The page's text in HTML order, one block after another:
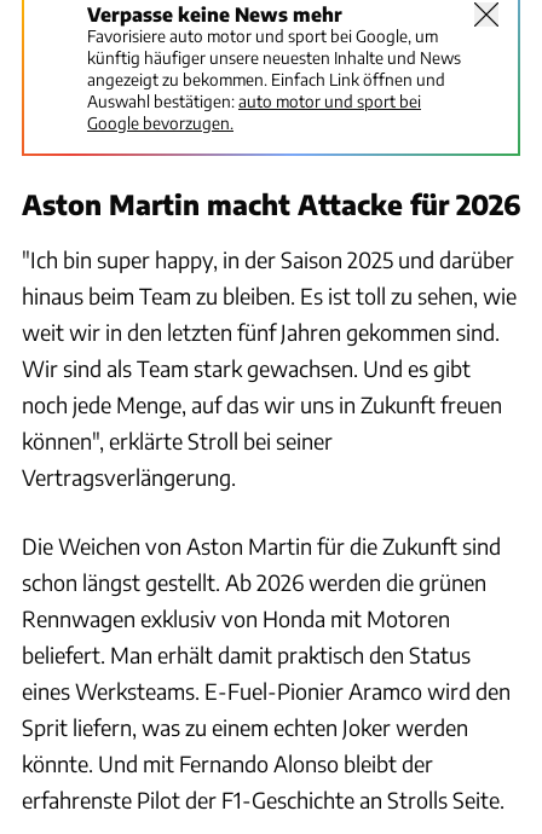
Verpasse keine News mehr
Favorisiere auto motor und sport bei Google, um
künftig häufiger unsere neuesten Inhalte und News
angezeigt zu bekommen. Einfach Link öffnen und
Auswahl bestätigen:auto motor und sport bei
Google bevorzugen.
Aston Martin macht Attacke für 2026
"Ich bin super happy, in der Saison 2025 und darüber
hinaus beim Team zu bleiben. Es ist toll zu sehen, wie
weit wir in den letzten fünf Jahren gekommen sind.
Wir sind als Team stark gewachsen. Und es gibt
noch jede Menge, auf das wir uns in Zukunft freuen
können", erklärte Stroll bei seiner
Vertragsverlängerung.
Die Weichen von Aston Martin für die Zukunft sind
schon längst gestellt. Ab 2026 werden die grünen
Rennwagen exklusiv von Honda mit Motoren
beliefert. Man erhält damit praktisch den Status
eines Werksteams. E-Fuel-Pionier Aramco wird den
Sprit liefern, was zu einem echten Joker werden
könnte. Und mit Fernando Alonso bleibt der
erfahrenste Pilot der F1-Geschichte an Strolls Seite.